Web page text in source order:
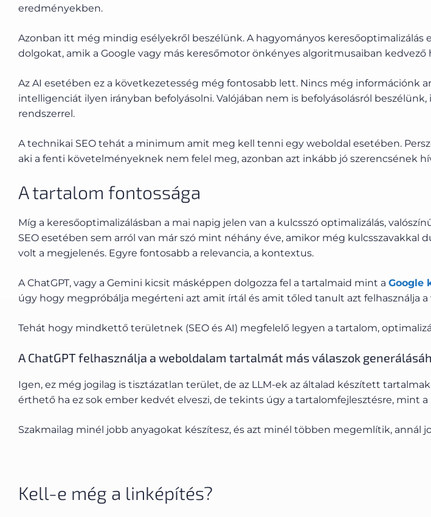
eredményekben.
Azonban itt még mindig esélyekről beszélünk. A hagyományos keresőoptimalizálás
dolgokat, amik a Google vagy más keresőmotor önkényes algoritmusaiban kedvező
Az AI esetében ez a következetesség még fontosabb lett. Nincs még információnk
intelligenciát ilyen irányban befolyásolni. Valójában nem is befolyásolásról
rendszerrel.
A technikai SEO tehát a minimum amit meg kell tenni egy weboldal esetében.
aki a fenti követelményeknek nem felel meg, azonban azt inkább jó szerencsének
A tartalom fontossága
Míg a keresőoptimalizálásban a mai napig jelen van a kulcsszó optimalizálás,
SEO esetében sem arról van már szó mint néhány éve, amikor még
volt a megjelenés. Egyre fontosabb a relevancia, a kontextus.
A ChatGPT, vagy a Gemini kicsit másképpen dolgozza fel a tartalmaid mint a Google
úgy hogy megpróbálja megérteni azt amit írtál és amit tőled tanult azt felhasználja a
Tehát hogy mindkettő területnek (SEO és AI) megfelelő legyen a tartalom,
A ChatGPT felhasználja a weboldalam tartalmát más válaszok
Igen, ez még jogilag is tisztázatlan terület, de az LLM-ek az általad készített
érthető ha ez sok ember kedvét elveszi, de tekints úgy a tartalomfejlesztésre, mint
Szakmailag minél jobb anyagokat készítesz, és azt minél többen megemlítik, annál
Kell-e még a linképítés?